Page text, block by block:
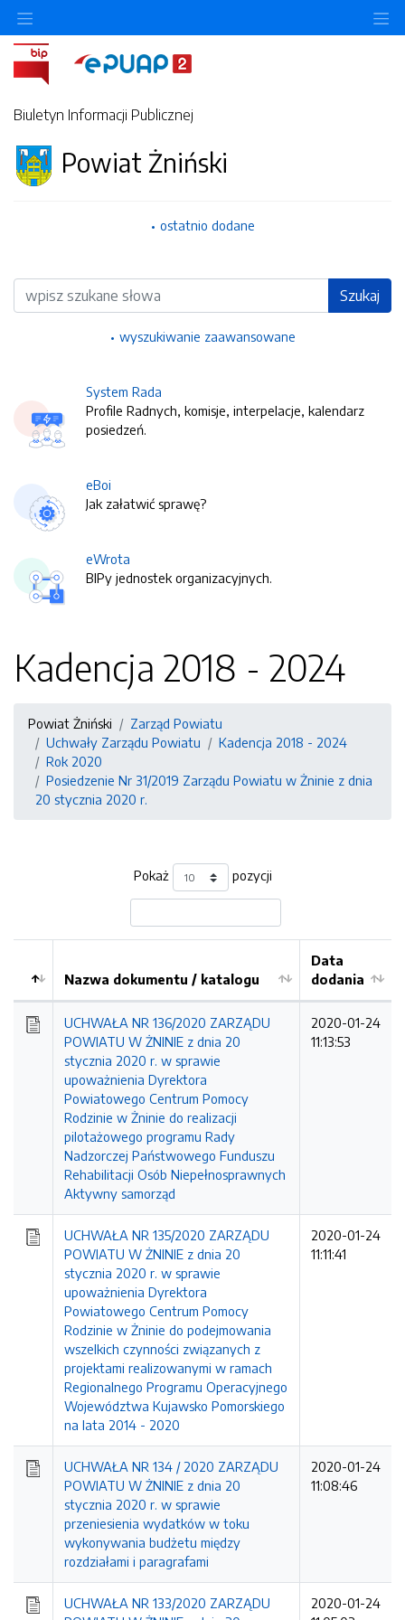
Biuletyn Informacji Publicznej
Powiat Żniński
ostatnio dodane
Wyszukiwarka Szukaj
wyszukiwanie zaawansowane
System Rada
Profile Radnych, komisje, interpelacje, kalendarz
posiedzeń.
eBoi
Jak załatwić sprawę?
eWrota
BIPy jednostek organizacyjnych.
Kadencja 2018 - 2024
Powiat Żniński
Zarząd Powiatu
Uchwały Zarządu Powiatu
Kadencja 2018 - 2024
Rok 2020
Posiedzenie Nr 31/2019 Zarządu Powiatu w Żninie z dnia
20 stycznia 2020 r.
Pokaż pozycji
Kolejność
Nazwa dokumentu / katalogu
Data
dodania
UCHWAŁA NR 136/2020 ZARZĄDU
POWIATU W ŻNINIE z dnia 20
stycznia 2020 r. w sprawie
upoważnienia Dyrektora
Powiatowego Centrum Pomocy
Rodzinie w Żninie do realizacji
pilotażowego programu Rady
Nadzorczej Państwowego Funduszu
Rehabilitacji Osób Niepełnosprawnych
Aktywny samorząd
2020-01-24
11:13:53
UCHWAŁA NR 135/2020 ZARZĄDU
POWIATU W ŻNINIE z dnia 20
stycznia 2020 r. w sprawie
upoważnienia Dyrektora
Powiatowego Centrum Pomocy
Rodzinie w Żninie do podejmowania
wszelkich czynności związanych z
projektami realizowanymi w ramach
Regionalnego Programu Operacyjnego
Województwa Kujawsko Pomorskiego
na lata 2014 - 2020
2020-01-24
11:11:41
UCHWAŁA NR 134 / 2020 ZARZĄDU
POWIATU W ŻNINIE z dnia 20
stycznia 2020 r. w sprawie
przeniesienia wydatków w toku
wykonywania budżetu między
rozdziałami i paragrafami
2020-01-24
11:08:46
UCHWAŁA NR 133/2020 ZARZĄDU
2020-01-24